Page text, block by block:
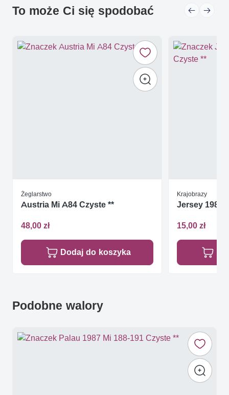
To może Ci się spodobać
Żeglarstwo
Austria Mi A84 Czyste **
48,00 zł
Dodaj do koszyka
Krajobrazy
Jersey 1987
15,00 zł
Podobne walory